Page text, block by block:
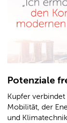
Potenziale
Kupfer
Mobilität, der
und